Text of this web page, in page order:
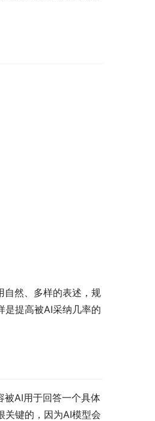
自然、多样的表述，规
是提高被AI采纳几率的
被AI用于回答一个具体
关键的，因为AI模型会